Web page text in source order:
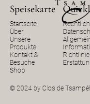
Startseite
Über
Unsere
Produkte
Kontakt &
Besuche
Shop
Speisekarte
© 2024 by Clos de